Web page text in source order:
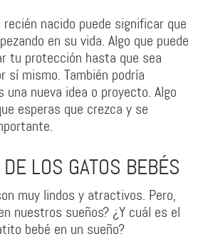
nacido puede significar que
en su vida. Algo que puede
tu protección hasta que sea
sí mismo. También podría
nueva idea o proyecto. Algo
esperas que crezca y se
LOS GATOS BEBÉS
muy lindos y atractivos. Pero,
nuestros sueños? ¿Y cuál es el
bebé en un sueño?